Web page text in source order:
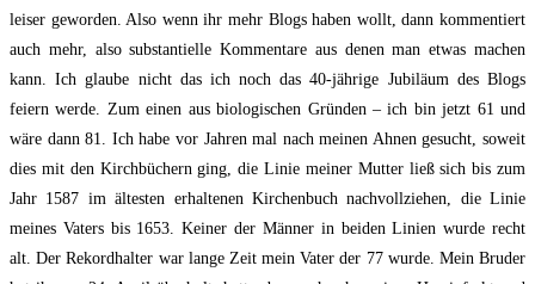
leiser geworden. Also wenn ihr mehr Blogs haben wollt, dann kommentiert
auch mehr, also substantielle Kommentare aus denen man etwas machen
kann. Ich glaube nicht das ich noch das 40-jährige Jubiläum des Blogs
feiern werde. Zum einen aus biologischen Gründen – ich bin jetzt 61 und
wäre dann 81. Ich habe vor Jahren mal nach meinen Ahnen gesucht, soweit
dies mit den Kirchbüchern ging, die Linie meiner Mutter ließ sich bis zum
Jahr 1587 im ältesten erhaltenen Kirchenbuch nachvollziehen, die Linie
meines Vaters bis 1653. Keiner der Männer in beiden Linien wurde recht
alt. Der Rekordhalter war lange Zeit mein Vater der 77 wurde. Mein Bruder